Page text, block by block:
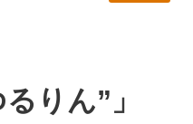
りん”」